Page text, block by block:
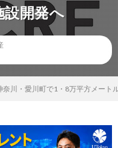
設開発へ
奈川・愛川町で1・8万平方メート